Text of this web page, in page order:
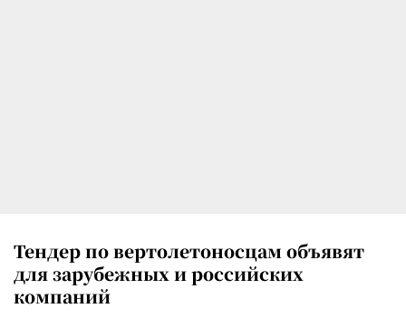
Тендер по вертолетоносцам объявят
для зарубежных и российских
компаний